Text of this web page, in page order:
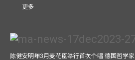
更多
陈健安明年3月麦花臣举行首次个唱 德国哲学家